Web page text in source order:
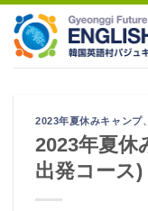
content
2023年夏休みキャンプ
2023年夏休
出発コース)